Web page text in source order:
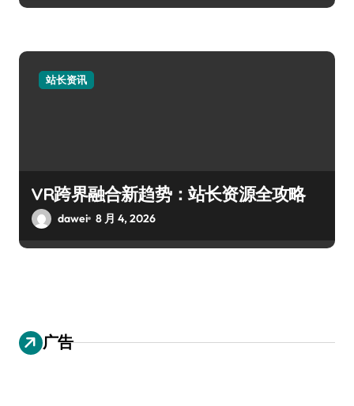
站长资讯
VR跨界融合新趋势：站长资源全攻略
dawei 8 月 4, 2026
广告